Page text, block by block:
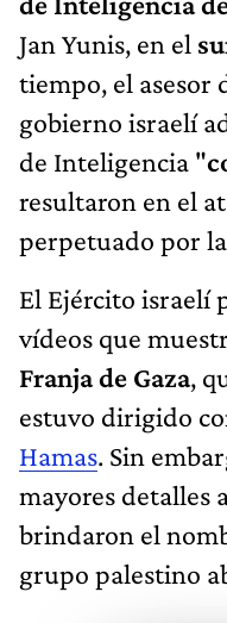
Jan Yunis, en el
tiempo, el asesor
gobierno israelí
de Inteligencia "
resultaron en el
perpetuado por
El Ejército israelí
vídeos que
Franja de Gaza,
estuvo dirigido
Hamas. Sin
mayores detalles
brindaron el
grupo palestino